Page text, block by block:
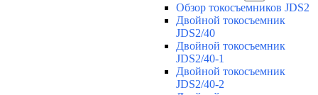
Обзор токосъемников JDS2
Двойной токосъемник
JDS2/40
Двойной токосъемник
JDS2/40-1
Двойной токосъемник
JDS2/40-2